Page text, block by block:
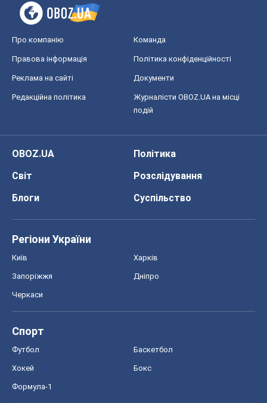
Про компанію Команда
Правова інформація Політика конфіденційності
Реклама на сайті Документи
Редакційна політика
Журналісти OBOZ.UA на місці
подій
OBOZ.UA
Політика
Світ
Розслідування
Блоги
Суспільство
Регіони України
Київ Харків
Запоріжжя Дніпро
Черкаси
Спорт
Футбол Баскетбол
Хокей Бокс
Формула-1